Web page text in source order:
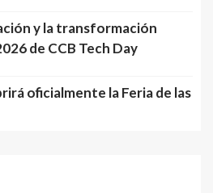
y la transformación
de CCB Tech Day
oficialmente la Feria de las